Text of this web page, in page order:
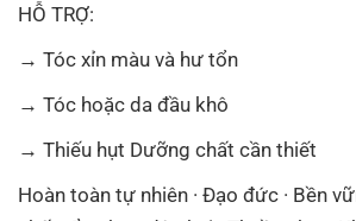
HỖ TRỢ:
→ Tóc xỉn màu và hư tổn
→ Tóc hoặc da đầu khô
→ Thiếu hụt Dưỡng chất cần thiết
Hoàn toàn tự nhiên · Đạo đức · Bền